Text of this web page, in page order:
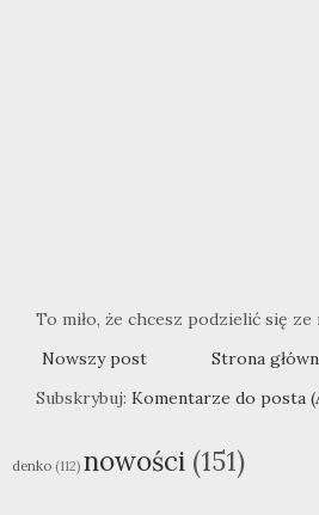
To miło, że chcesz podzielić się ze
Nowszy post
Strona
Subskrybuj: Komentarze do posta
denko (112) nowości (151)